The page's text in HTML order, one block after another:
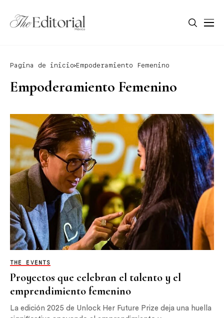
Pagina de inicio Empoderamiento Femenino
Empoderamiento Femenino
THE EVENTS
Proyectos que celebran el talento y el
emprendimiento femenino
La edición 2025 de Unlock Her Future Prize deja una huella